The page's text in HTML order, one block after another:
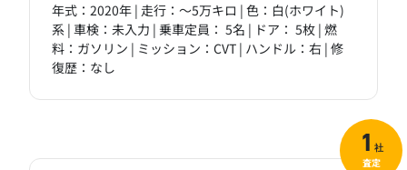
年式：2020年 | 走行：～5万キロ | 色：白(ホワイト)
系 | 車検：未入力 | 乗車定員： 5名 | ドア： 5枚 | 燃
料：ガソリン | ミッション：CVT | ハンドル：右 | 修
復歴：なし
1 社
査定